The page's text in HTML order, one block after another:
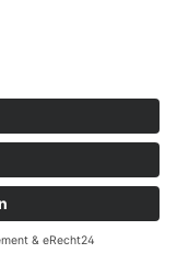
an. Zu
doch sicher
Look der
dazu
als